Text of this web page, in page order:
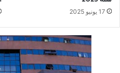
17 يونيو 2025